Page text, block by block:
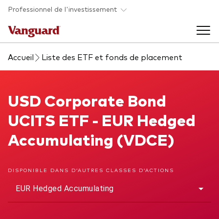
Skip to main content
Professionnel de l'investissement
Fonds et ETFs
Tous les produits
Analyses et événements
Back to main menu
À propos de Vanguard
À propos de Vanguard
Accueil Liste des ETF et fonds de placement
USD Corporate Bond UCITS ETF
USD Corporate Bond
UCITS ETF - EUR Hedged
Accumulating (VDCE)
DISPONIBLE DANS D’AUTRES CLASSES D’ACTIONS
EUR Hedged Accumulating